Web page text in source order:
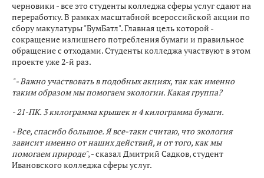
черновики - все это студенты колледжа сферы услуг сдают на
переработку. В рамках масштабной всероссийской акции по
сбору макулатуры "БумБатл". Главная цель которой -
сокращение излишнего потребления бумаги и правильное
обращение с отходами. Студенты колледжа участвуют в этом
проекте уже 2-й раз.
" - Важно участвовать в подобных акциях, так как именно
таким образом мы помогаем экологии. Какая группа?
- 21-ПК. 3 килограмма крышек и 4 килограмма бумаги.
- Все, спасибо большое. Я все-таки считаю, что экология
зависит именно от наших действий, и от того, как мы
помогаем природе", - сказал Дмитрий Садков, студент
Ивановского колледжа сферы услуг.